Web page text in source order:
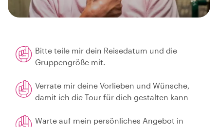
Bitte teile mir dein Reisedatum und die
Gruppengröße mit.
Verrate mir deine Vorlieben und Wünsche,
damit ich die Tour für dich gestalten kann
Warte auf mein persönliches Angebot in